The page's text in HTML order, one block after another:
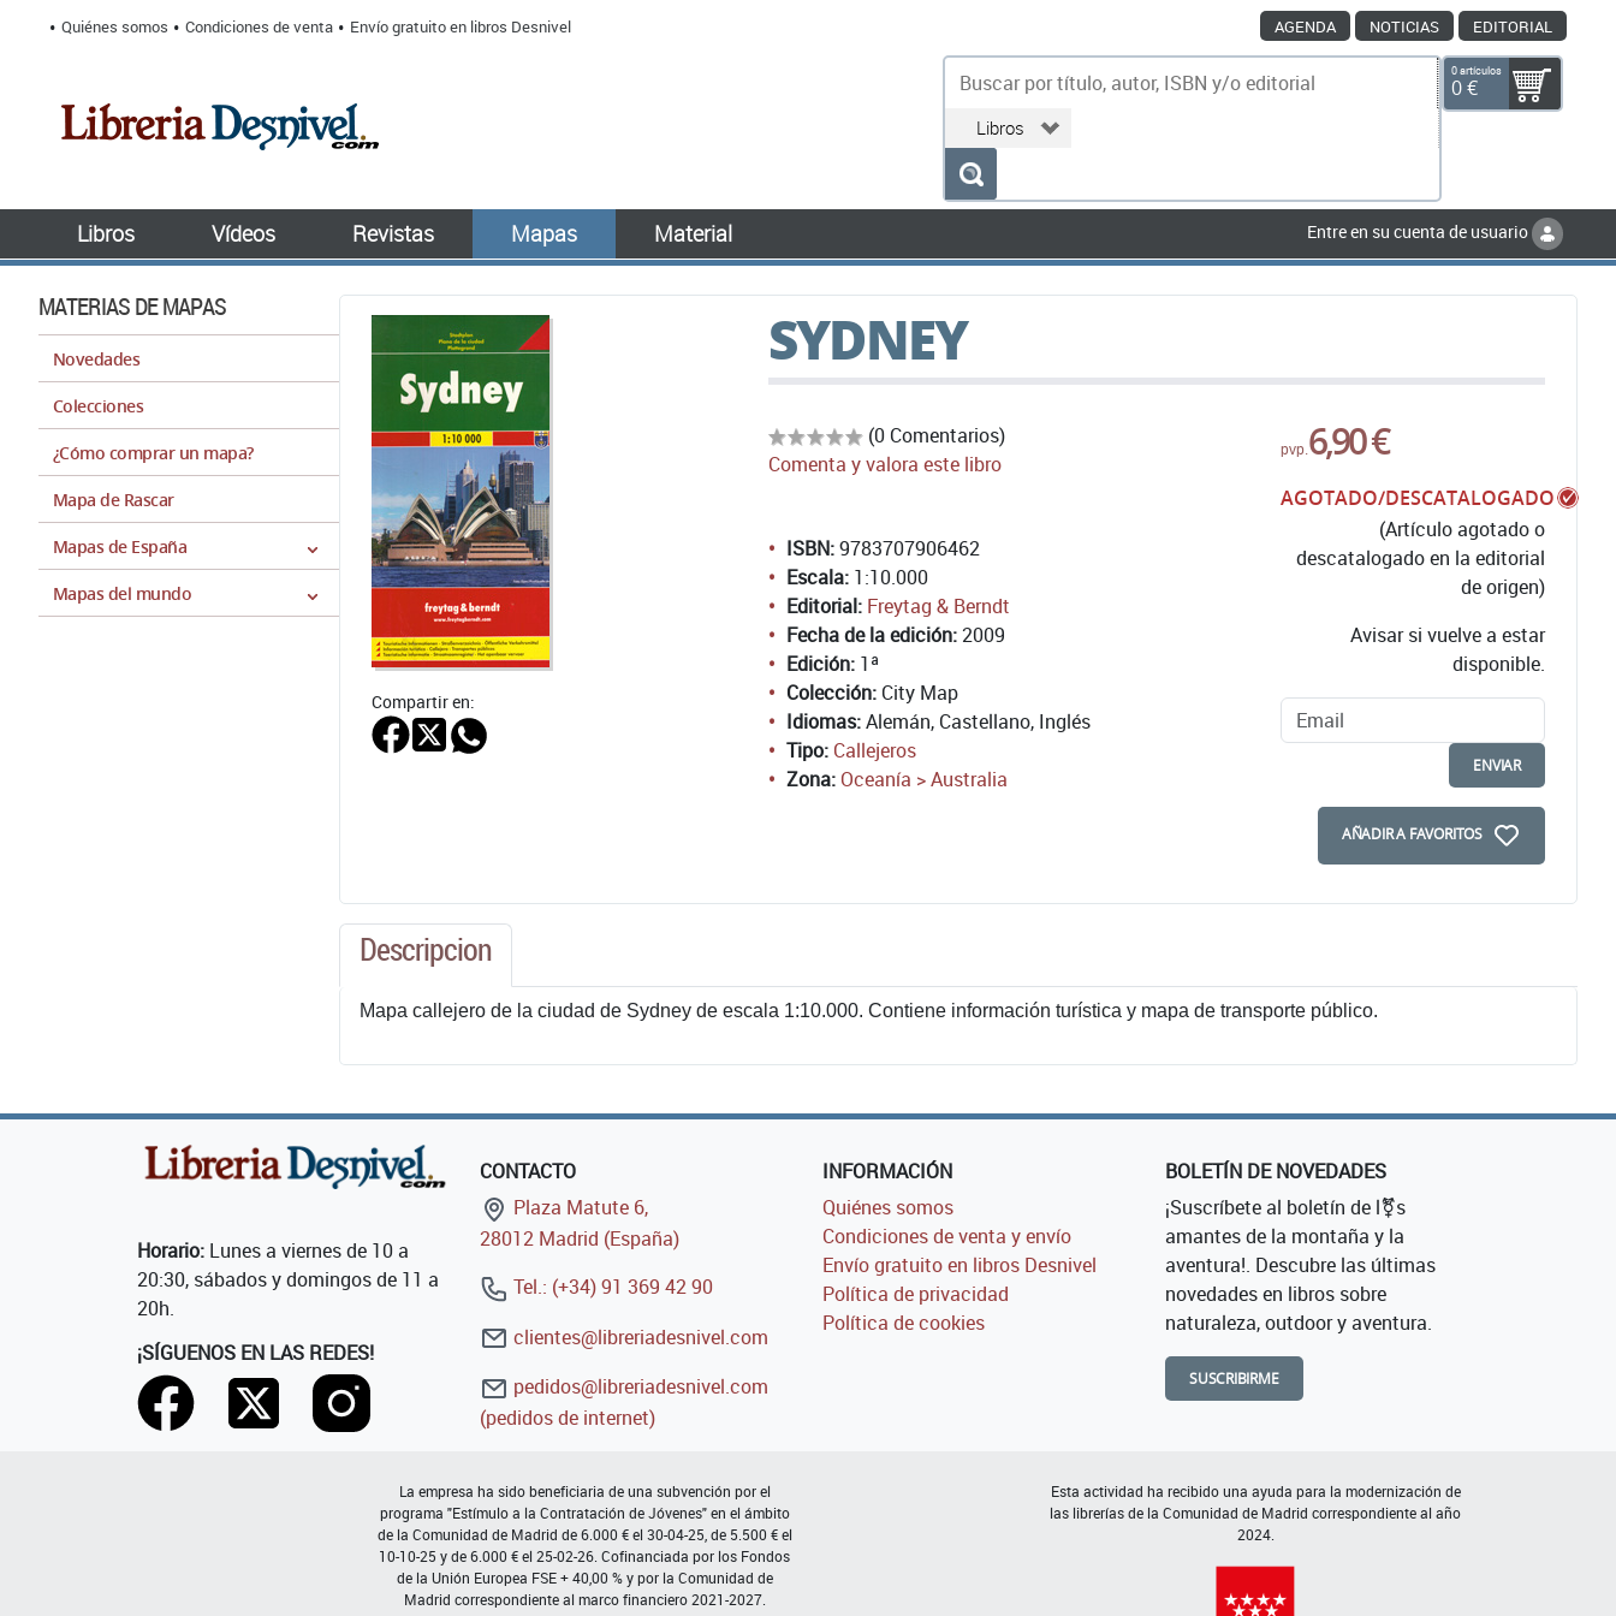
Quiénes somos Condiciones de venta Envío gratuito en libros Desnivel AGENDA NOTICIAS EDITORIAL
0 artículos
0 €
Libros Vídeos Revistas Mapas Material Entre en su cuenta de usuario
MATERIAS DE MAPAS
Novedades
Colecciones
¿Cómo comprar un mapa?
Mapa de Rascar
Mapas de España
Mapas del mundo
SYDNEY
Compartir en:
(0 Comentarios)
Comenta y valora este libro
pvp.6,90 €
AGOTADO/DESCATALOGADO
(Artículo agotado o
descatalogado en la editorial
de origen)
Avisar si vuelve a estar
disponible.
ENVIAR
AÑADIR A FAVORITOS
ISBN:9783707906462
Escala: 1:10.000
Editorial: Freytag & Berndt
Fecha de la edición:2009
Edición: 1ª
Colección: City Map
Idiomas:Alemán, Castellano, Inglés
Tipo: Callejeros
Zona: Oceanía > Australia
Descripcion
Mapa callejero de la ciudad de Sydney de escala 1:10.000. Contiene información turística y mapa de transporte público.
Horario: Lunes a viernes de 10 a
20:30, sábados y domingos de 11 a
20h.
¡SÍGUENOS EN LAS REDES!
CONTACTO
Plaza Matute 6,
28012 Madrid (España)
Tel.: (+34) 91 369 42 90
clientes@libreriadesnivel.com
pedidos@libreriadesnivel.com
(pedidos de internet)
INFORMACIÓN
Quiénes somos
Condiciones de venta y envío
Envío gratuito en libros Desnivel
Política de privacidad
Política de cookies
BOLETÍN DE NOVEDADES
¡Suscríbete al boletín de l⚧s
amantes de la montaña y la
aventura!. Descubre las últimas
novedades en libros sobre
naturaleza, outdoor y aventura.
SUSCRIBIRME
La empresa ha sido beneficiaria de una subvención por el
programa "Estímulo a la Contratación de Jóvenes" en el ámbito
de la Comunidad de Madrid de 6.000 € el 30-04-25, de 5.500 € el
10-10-25 y de 6.000 € el 25-02-26. Cofinanciada por los Fondos
de la Unión Europea FSE + 40,00 % y por la Comunidad de
Madrid correspondiente al marco financiero 2021-2027.
Esta actividad ha recibido una ayuda para la modernización de
las librerías de la Comunidad de Madrid correspondiente al año
2024.